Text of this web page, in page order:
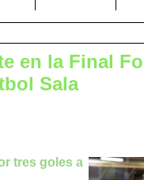
en la Final
Sala
tres goles a